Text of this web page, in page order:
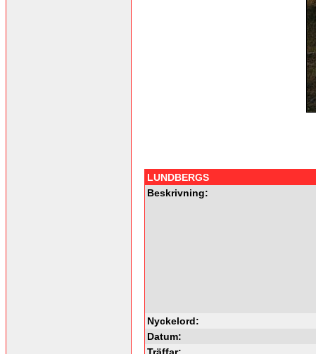
LUNDBERGS
Beskrivning:
Nyckelord:
Datum: